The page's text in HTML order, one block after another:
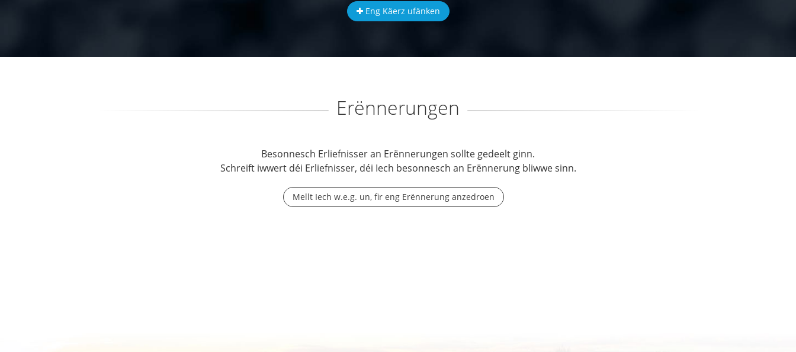
Eng Käerz ufänken
Erënnerungen
Besonnesch Erliefnisser an Erënnerungen sollte gedeelt ginn.
Schreift iwwert déi Erliefnisser, déi Iech besonnesch an Erënnerung bliwwe sinn.
Mellt Iech w.e.g. un, fir eng Erënnerung anzedroen